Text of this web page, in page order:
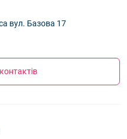
вул. Базова 17